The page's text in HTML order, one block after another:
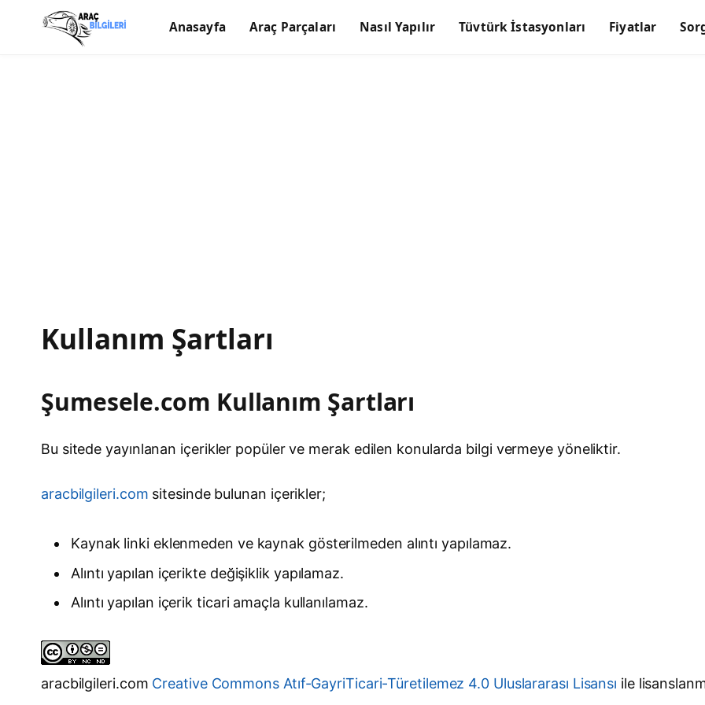
Anasayfa Araç Parçaları Nasıl Yapılır Tüvtürk İstasyonları Fiyatlar
Kullanım Şartları
Şumesele.com Kullanım Şartları
Bu sitede yayınlanan içerikler popüler ve merak edilen konularda bilgi vermeye yöneliktir.
aracbilgileri.com sitesinde bulunan içerikler;
Kaynak linki eklenmeden ve kaynak gösterilmeden alıntı yapılamaz.
Alıntı yapılan içerikte değişiklik yapılamaz.
Alıntı yapılan içerik ticari amaçla kullanılamaz.
aracbilgileri.com Creative Commons Atıf-GayriTicari-Türetilemez 4.0 Uluslararası Lisansı ile